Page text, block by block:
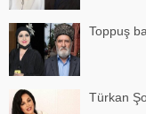
Toppuş
Türkan